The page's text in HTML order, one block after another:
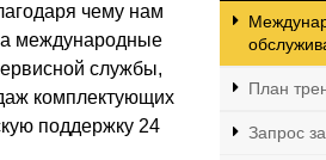
чему нам
международные
службы,
комплектующих
поддержку 24
План
Запрос